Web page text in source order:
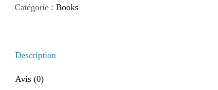
Heart
Catégorie : Books
Description
Avis (0)